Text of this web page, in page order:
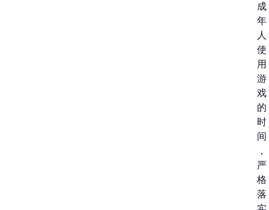
成
年
人
使
用
游
戏
的
时
间
，
严
格
落